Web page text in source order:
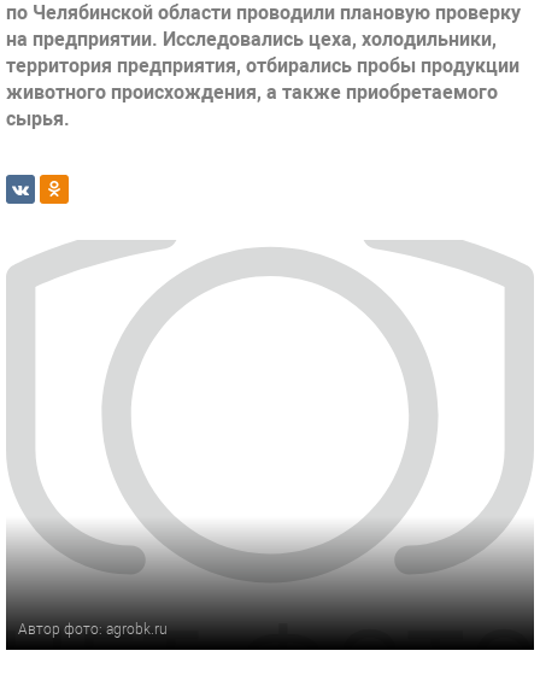
по Челябинской области проводили плановую проверку
на предприятии. Исследовались цеха, холодильники,
территория предприятия, отбирались пробы продукции
животного происхождения, а также приобретаемого
сырья.
Автор фото: agrobk.ru